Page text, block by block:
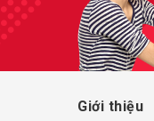
Giới thiệu